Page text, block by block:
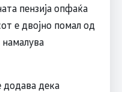
пензија опфаќа
е двојно помал од
намалува
додава дека